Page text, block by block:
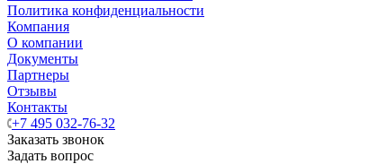
Политика конфиденциальности
Компания
О компании
Документы
Партнеры
Отзывы
Контакты
+7 495 032-76-32
Заказать звонок
Задать вопрос